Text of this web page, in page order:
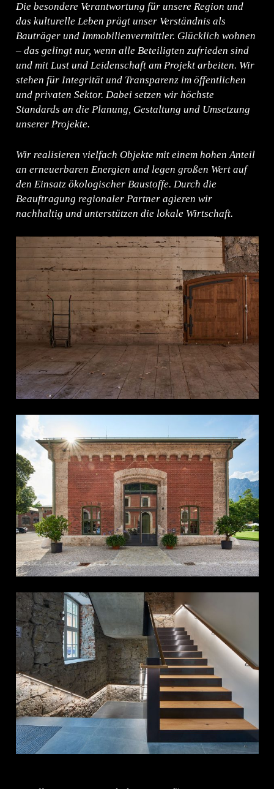
Die besondere Verantwortung für unsere Region und
das kulturelle Leben prägt unser Verständnis als
Bauträger und Immobilienvermittler. Glücklich wohnen
– das gelingt nur, wenn alle Beteiligten zufrieden sind
und mit Lust und Leidenschaft am Projekt arbeiten. Wir
stehen für Integrität und Transparenz im öffentlichen
und privaten Sektor. Dabei setzen wir höchste
Standards an die Planung, Gestaltung und Umsetzung
unserer Projekte.
Wir realisieren vielfach Objekte mit einem hohen Anteil
an erneuerbaren Energien und legen großen Wert auf
den Einsatz ökologischer Baustoffe. Durch die
Beauftragung regionaler Partner agieren wir
nachhaltig und unterstützen die lokale Wirtschaft.